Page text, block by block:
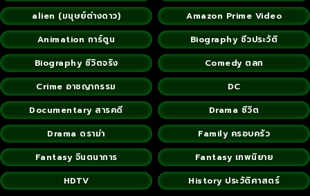
alien (มนุษย์ต่างดาว)
Amazon Prime Video
Animation การ์ตูน
Biography ชีวประวัติ
Biography ชีวิตจริง
Comedy ตลก
Crime อาชญากรรม
DC
Documentary สารคดี
Drama ชีวิต
Drama ดราม่า
Family ครอบครัว
Fantasy จินตนาการ
Fantasy เทพนิยาย
HDTV
History ประวัติศาสตร์